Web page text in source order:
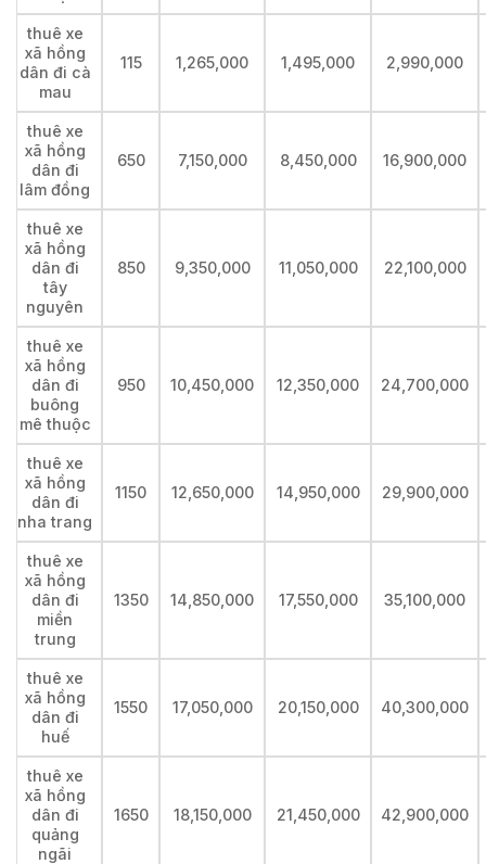
thuê xe
xã hồng
dân đi cà
mau
115 1,265,000 1,495,000 2,990,000
thuê xe
xã hồng
dân đi
lâm đồng
650 7,150,000 8,450,000 16,900,000
thuê xe
xã hồng
dân đi
tây
nguyên
850 9,350,000 11,050,000 22,100,000
thuê xe
xã hồng
dân đi
buông
mê thuộc
950 10,450,000 12,350,000 24,700,000
thuê xe
xã hồng
dân đi
nha trang
1150 12,650,000 14,950,000 29,900,000
thuê xe
xã hồng
dân đi
miền
trung
1350 14,850,000 17,550,000 35,100,000
thuê xe
xã hồng
dân đi
huế
1550 17,050,000 20,150,000 40,300,000
thuê xe
xã hồng
dân đi
quảng
ngãi
1650 18,150,000 21,450,000 42,900,000